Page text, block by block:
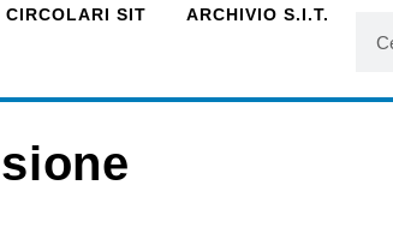
CIRCOLARI SIT ARCHIVIO S.I.T.